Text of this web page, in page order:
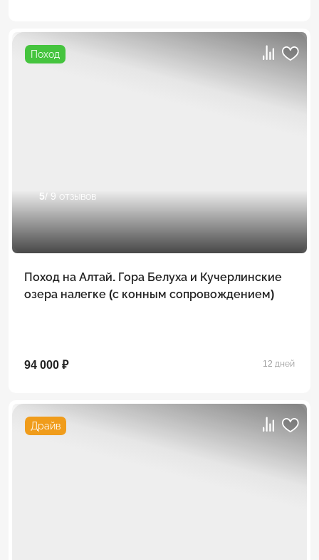
Поход
5/ 9 отзывов
Поход на Алтай. Гора Белуха и Кучерлинские
озера налегке (с конным сопровождением)
94 000 ₽ 12 дней
Драйв